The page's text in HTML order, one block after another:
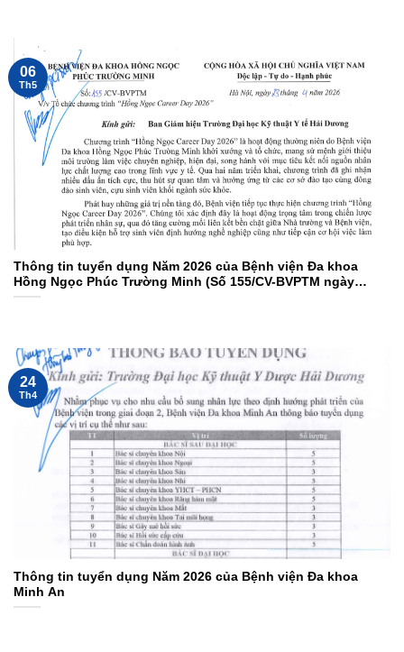
Thông tin tuyển dụng Năm 2026 của Bệnh viện Đa khoa
Hồng Ngọc Phúc Trường Minh (Số 155/CV-BVPTM ngày
23/4/2026)
06
Th5
Thông tin tuyển dụng Năm 2026 của Bệnh viện Đa khoa
Minh An
24
Th4